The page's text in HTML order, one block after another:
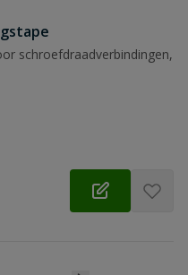
schroefdraadverbindingen,